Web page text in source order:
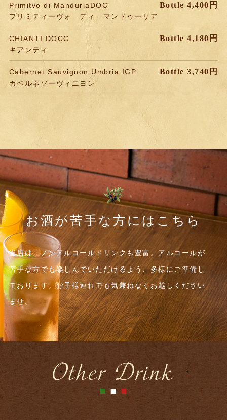
Primitvo di ManduriaDOC
プリミティーヴォ ディ マンドゥーリア
Bottle 4,400円
CHIANTI DOCG
キアンティ
Bottle 4,180円
Cabernet Sauvignon Umbria IGP
カベルネソーヴィニヨン
Bottle 3,740円
お酒が苦手な方にはこちら
当店は、ノンアルコールドリンクも豊富。アルコールが
苦手な方でも楽しんでいただけるよう、多様にご準備し
ております。お子様連れでも気兼ねなくお越しください
ませ。